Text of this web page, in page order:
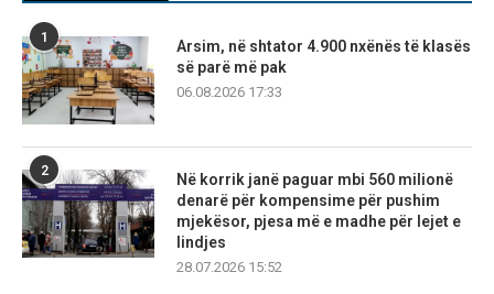
1
Arsim, në shtator 4.900 nxënës të klasës
së parë më pak
06.08.2026 17:33
2
Në korrik janë paguar mbi 560 milionë
denarë për kompensime për pushim
mjekësor, pjesa më e madhe për lejet e
lindjes
28.07.2026 15:52